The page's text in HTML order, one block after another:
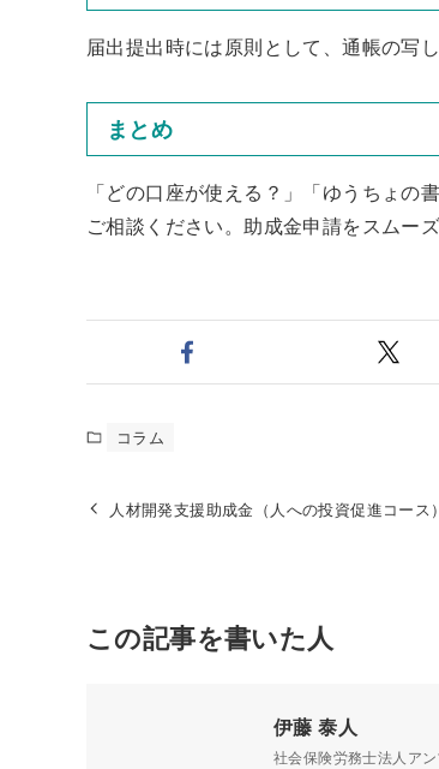
届出提出時には原則として、通帳の写
まとめ
「どの口座が使える？」「ゆうちょ
ご相談ください。助成金申請をスムー
コラム
人材開発支援助成金（人への投資促進コース）
この記事を書いた人
伊藤 泰人
社会保険労務士法人ア